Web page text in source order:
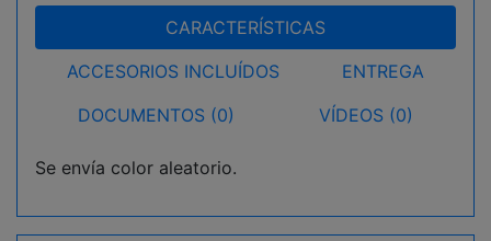
CARACTERÍSTICAS
ACCESORIOS INCLUÍDOS
ENTREGA
DOCUMENTOS (0)
VÍDEOS (0)
Se envía color aleatorio.